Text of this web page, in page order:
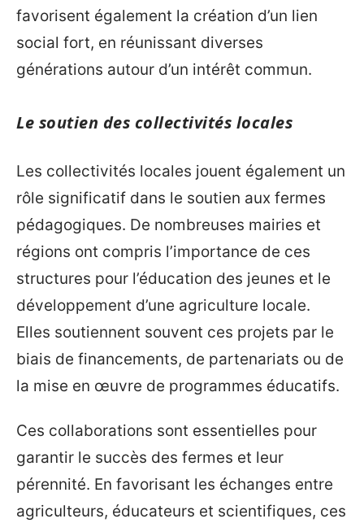
favorisent également la création d’un lien
social fort, en réunissant diverses
générations autour d’un intérêt commun.
Le soutien des collectivités locales
Les collectivités locales jouent également un
rôle significatif dans le soutien aux fermes
pédagogiques. De nombreuses mairies et
régions ont compris l’importance de ces
structures pour l’éducation des jeunes et le
développement d’une agriculture locale.
Elles soutiennent souvent ces projets par le
biais de financements, de partenariats ou de
la mise en œuvre de programmes éducatifs.
Ces collaborations sont essentielles pour
garantir le succès des fermes et leur
pérennité. En favorisant les échanges entre
agriculteurs, éducateurs et scientifiques, ces